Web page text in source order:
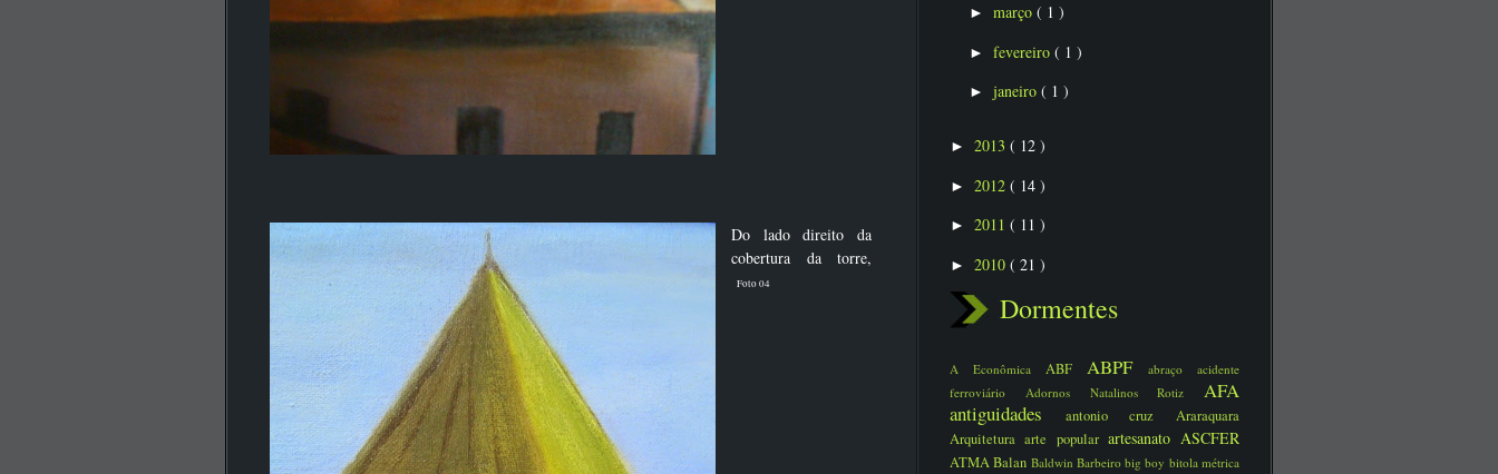
Do lado direito da
cobertura da torre,
Foto 04
► março ( 1 )
► fevereiro ( 1 )
► janeiro ( 1 )
► 2013 ( 12 )
► 2012 ( 14 )
► 2011 ( 11 )
► 2010 ( 21 )
Dormentes
A Econômica ABF ABPF abraço acidente
ferroviário Adornos Natalinos Rotiz AFA
antiguidades
antonio cruzAraraquara
Arquiteturaarte popular artesanato ASCFER
ATMABalan Baldwin Barbeirobig boy bitola métrica